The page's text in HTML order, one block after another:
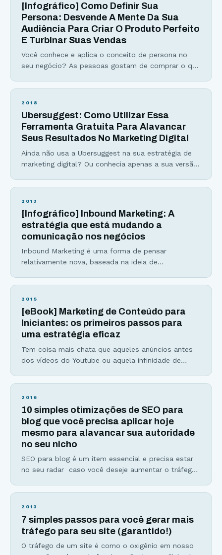
[Infográfico] Como Definir Sua
Persona: Desvende A Mente Da Sua
Audiência Para Criar O Produto Perfeito
E Turbinar Suas Vendas
Você conhece e aplica o conceito de persona no
seu negócio? As pessoas gostam de comprar o que
é bem melhor aceito se a oferta for feita baseada
2018
Ubersuggest: Como Utilizar Essa
Ferramenta Gratuita Para Alavancar
Seus Resultados No Marketing Digital
Ainda não usa a Ubersuggest na sua estratégia de
marketing digital? Ou conhecia apenas a sua versão
lado? Seja qual for a resposta, este é um bom
principais figuras do marketing digital
2013
[Infográfico] Inbound Marketing: A
estratégia que está mudando a
comunicação nos negócios
Inbound Marketing é uma forma de pensar
relativamente nova, baseada na ideia de
qualidade direcionado para um público-alvo,
logo abaixo) O “novo marketing” (Inbound
Marketing) é qualquer tática de marketing que se
baseia em
2015
[eBook] Marketing de Conteúdo para
Iniciantes: os primeiros passos para
uma estratégia eficaz
Tem coisa mais chata que aqueles anúncios antes
dos vídeos do Youtube ou aquela infinidade de
Bom, não sou só eu e você que achamos isso um
pessoas deixam seus sites favoritos pelo
2016
10 simples otimizações de SEO para
blog que você precisa aplicar hoje
mesmo para alavancar sua autoridade
no seu nicho
SEO para blog é um item essencial e precisa estar
no seu radar caso você deseje aumentar o tráfego
preocupar é agora! SEO para blog ou também
blog perante os mecanismos
2013
7 simples passos para você gerar mais
tráfego para seu site (garantido!)
O tráfego de um site é como o oxigênio em nosso